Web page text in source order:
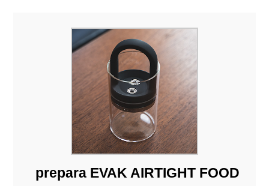
prepara EVAK AIRTIGHT FOOD